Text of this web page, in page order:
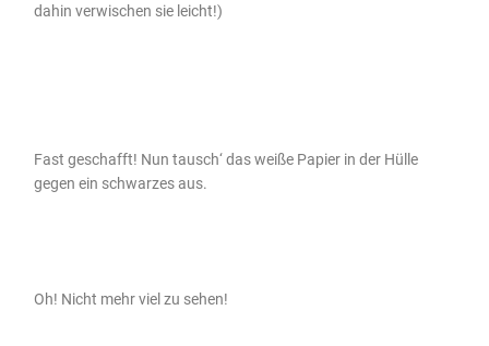
dahin verwischen sie leicht!)
Fast geschafft! Nun tausch‘ das weiße Papier in der Hülle
gegen ein schwarzes aus.
Oh! Nicht mehr viel zu sehen!